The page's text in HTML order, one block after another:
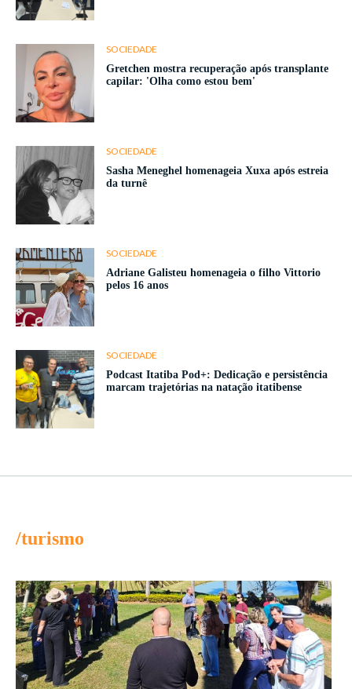
SOCIEDADE
Gretchen mostra recuperação após transplante
capilar: 'Olha como estou bem'
SOCIEDADE
Sasha Meneghel homenageia Xuxa após estreia
da turnê
SOCIEDADE
Adriane Galisteu homenageia o filho Vittorio
pelos 16 anos
SOCIEDADE
Podcast Itatiba Pod+: Dedicação e persistência
marcam trajetórias na natação itatibense
/turismo